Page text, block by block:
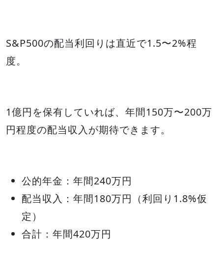
S&P500の配当利回りは直近で1.5〜2%程
度。
1億円を保有していれば、年間150万〜200万
円程度の配当収入が期待できます。
公的年金：年間240万円
配当収入：年間180万円（利回り1.8%仮
定）
合計：年間420万円